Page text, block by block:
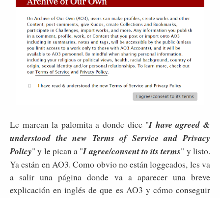
Le marcan la palomita a donde dice "I have agreed &
understood the new Terms of Service and Privacy
Policy" y le pican a "I agree/consent to its terms" y listo.
Ya están en AO3. Como obvio no están loggeados, les va
a salir una página donde va a aparecer una breve
explicación en inglés de que es AO3 y cómo conseguir